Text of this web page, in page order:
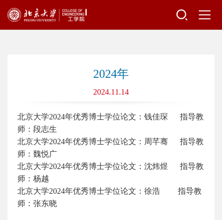
2024年
2024.11.14
北京大学2024年优秀博士学位论文：钱佳琛 指导教
师：段志生
北京大学2024年优秀博士学位论文：周芊骞 指导教
师：魏悦广
北京大学2024年优秀博士学位论文：沈炜煜 指导教
师：杨越
北京大学2024年优秀博士学位论文：徐浩 指导教
师：张东晓